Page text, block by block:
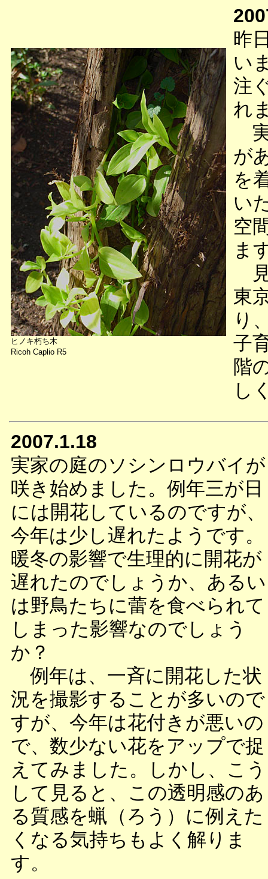
ヒノキ朽ち木
Ricoh Caplio R5
昨
い
注
れ
が
を
い
空
ま
東
り
子
階
し
2007.1.18
実家の庭のソシンロウバイが
咲き始めました。例年三が日
には開花しているのですが、
今年は少し遅れたようです。
暖冬の影響で生理的に開花が
遅れたのでしょうか、あるい
は野鳥たちに蕾を食べられて
しまった影響なのでしょう
か？
例年は、一斉に開花した状
況を撮影することが多いので
すが、今年は花付きが悪いの
で、数少ない花をアップで捉
えてみました。しかし、こう
して見ると、この透明感のあ
る質感を蝋（ろう）に例えた
くなる気持ちもよく解りま
す。